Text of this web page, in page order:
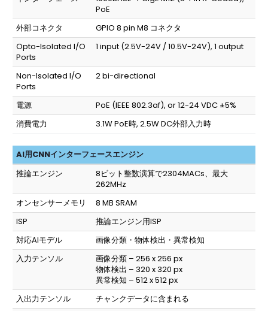
PoE
外部コネクタ
GPIO 8 pin M8 コネクタ
Opto-Isolated I/O
Ports
1 input (2.5V-24V / 10.5V-24V), 1 output
Non-Isolated I/O
Ports
2 bi-directional
電源
PoE (IEEE 802.3af), or 12-24 VDC ±5%
消費電力
3.1W PoE時, 2.5W DC外部入力時
AI用CNNインターフェースエンジン
推論エンジン
8ビット整数演算で2304MACs、最大
262MHz
オンセンサーメモリ
8 MB SRAM
ISP
推論エンジン用ISP
対応AIモデル
画像分類・物体検出・異常検知
入力テンソル
画像分類 – 256 x 256 px
物体検出 – 320 x 320 px
異常検知 – 512 x 512 px
入出力テンソル
チャンクデータに含まれる